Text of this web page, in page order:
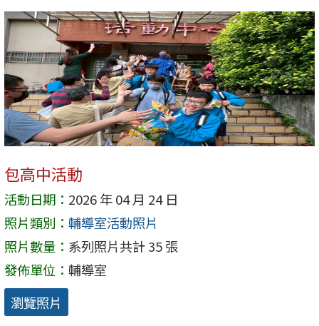
包高中活動
活動日期： 2026 年 04 月 24 日
照片類別： 輔導室活動照片
照片數量： 系列照片共計 35 張
發佈單位： 輔導室
瀏覽照片